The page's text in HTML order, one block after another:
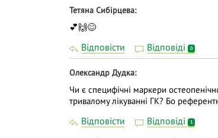
Тетяна Сибірцева
💕🙌😊
Відповісти Відповіді 0
Олександр Дудка
Чи є специфічні маркери
тривалому лікуванні ГК? Бо
Відповісти Відповіді 1